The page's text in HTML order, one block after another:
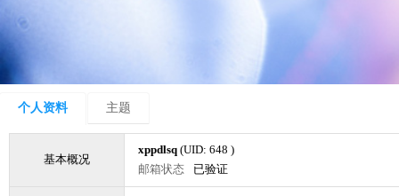
个人资料 主题
基本概况
xppdlsq (UID: 648 )
邮箱状态
已验证